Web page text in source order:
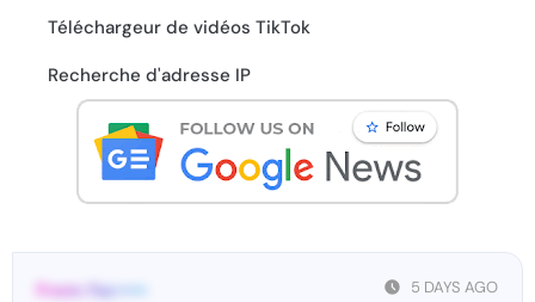
Téléchargeur de vidéos TikTok
Recherche d'adresse IP
5 DAYS AGO
From: Fac•••••